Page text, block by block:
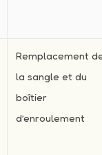
Remplacement
la sangle et du
boîtier
d’enroulement